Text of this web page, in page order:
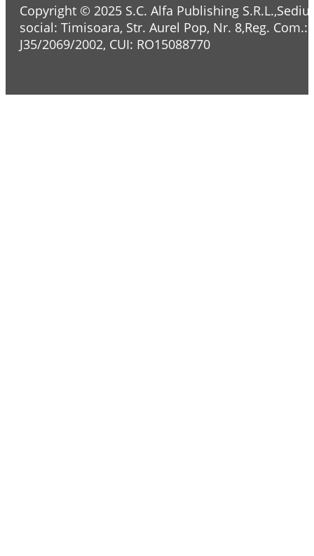
Copyright © 2025 S.C. Alfa Publishing S.R.L.,Sediul
social: Timisoara, Str. Aurel Pop, Nr. 8,Reg. Com.:
J35/2069/2002, CUI: RO15088770